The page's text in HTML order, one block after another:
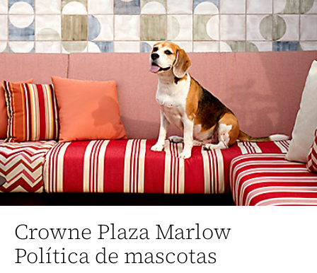
Crowne PlazaMarlow
Política de mascotas